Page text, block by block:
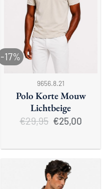
-17%
9656.8.21
Polo Korte Mouw
Lichtbeige
€29,95 Oorspronkelijke
prijs
€25,00Huidige
prijs